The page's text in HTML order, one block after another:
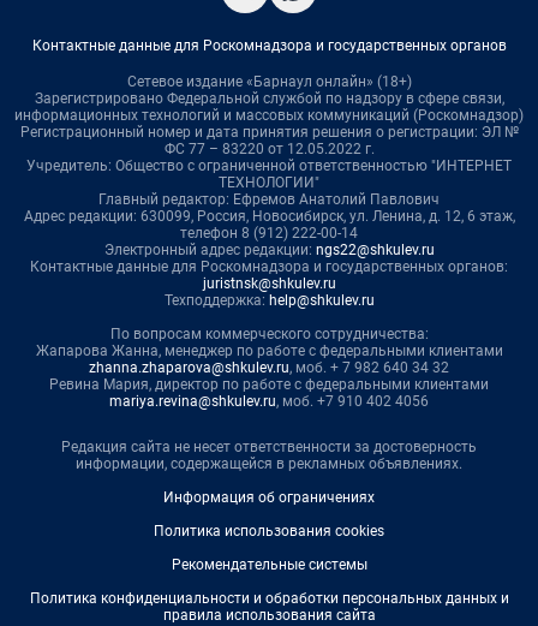
Контактные данные для Роскомнадзора и государственных органов
Сетевое издание «Барнаул онлайн» (18+)
Зарегистрировано Федеральной службой по надзору в сфере связи,
информационных технологий и массовых коммуникаций (Роскомнадзор)
Регистрационный номер и дата принятия решения о регистрации: ЭЛ №
ФС 77 – 83220 от 12.05.2022 г.
Учредитель: Общество с ограниченной ответственностью "ИНТЕРНЕТ
ТЕХНОЛОГИИ"
Главный редактор: Ефремов Анатолий Павлович
Адрес редакции: 630099, Россия, Новосибирск, ул. Ленина, д. 12, 6 этаж,
телефон 8 (912) 222-00-14
Электронный адрес редакции: ngs22@shkulev.ru
Контактные данные для Роскомнадзора и государственных органов:
juristnsk@shkulev.ru
Техподдержка: help@shkulev.ru
По вопросам коммерческого сотрудничества:
Жапарова Жанна, менеджер по работе с федеральными клиентами
zhanna.zhaparova@shkulev.ru, моб. + 7 982 640 34 32
Ревина Мария, директор по работе с федеральными клиентами
mariya.revina@shkulev.ru, моб. +7 910 402 4056
Редакция сайта не несет ответственности за достоверность
информации, содержащейся в рекламных объявлениях.
Информация об ограничениях
Политика использования cookies
Рекомендательные системы
Политика конфиденциальности и обработки персональных данных и
правила использования сайта